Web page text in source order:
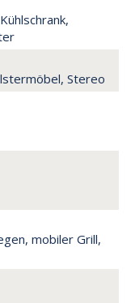
Stereo
mobiler Grill,